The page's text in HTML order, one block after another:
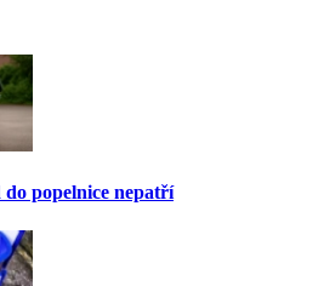
popelnice nepatří